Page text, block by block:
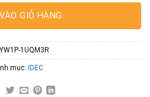
GIỎ HÀNG
YW1P-1UQM3R
mục: IDEC